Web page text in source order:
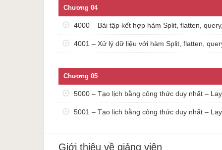
Chương 04
4000 – Bài tập kết hợp hàm Split, flatten,
4001 – Xử lý dữ liệu với hàm Split, flatten,
Chương 05
5000 – Tạo lịch bằng công thức duy nhất –
5001 – Tạo lịch bằng công thức duy nhất –
Giới thiệu về giảng viên